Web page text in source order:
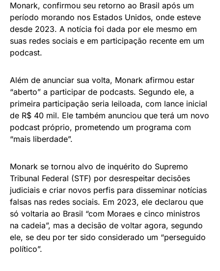
Monark, confirmou seu retorno ao Brasil após um
período morando nos Estados Unidos, onde esteve
desde 2023. A notícia foi dada por ele mesmo em
suas redes sociais e em participação recente em um
podcast.
Além de anunciar sua volta, Monark afirmou estar
“aberto” a participar de podcasts. Segundo ele, a
primeira participação seria leiloada, com lance inicial
de R$ 40 mil. Ele também anunciou que terá um novo
podcast próprio, prometendo um programa com
“mais liberdade”.
Monark se tornou alvo de inquérito do Supremo
Tribunal Federal (STF) por desrespeitar decisões
judiciais e criar novos perfis para disseminar notícias
falsas nas redes sociais. Em 2023, ele declarou que
só voltaria ao Brasil “com Moraes e cinco ministros
na cadeia”, mas a decisão de voltar agora, segundo
ele, se deu por ter sido considerado um “perseguido
político”.